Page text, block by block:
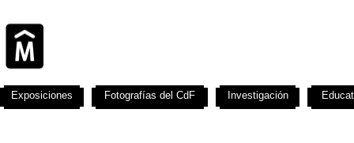
Exposiciones Fotografías del CdF Investigación